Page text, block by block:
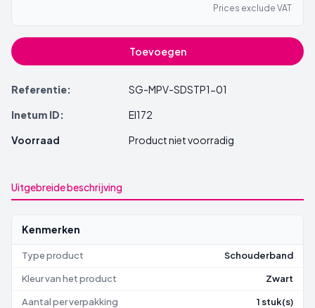
Prices exclude VAT
Toevoegen
Referentie:
SG-MPV-SDSTP1-01
Inetum ID:
EI172
Voorraad
Product niet voorradig
Uitgebreide beschrijving
Kenmerken
Type product Schouderband
Kleur van het product Zwart
Aantal per verpakking 1 stuk(s)